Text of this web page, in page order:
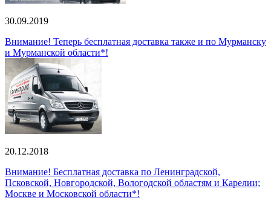
30.09.2019
Внимание! Теперь бесплатная доставка также и по Мурманску
и Мурманской области*!
20.12.2018
Внимание! Бесплатная доставка по Ленинградской,
Псковской, Новгородской, Вологодской областям и Карелии;
Москве и Московской области*!